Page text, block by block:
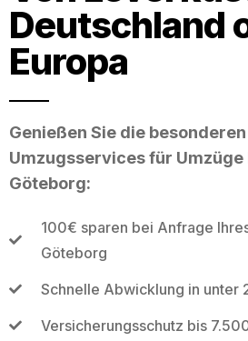
Deutschland
Europa
Genießen Sie die
Umzugsservices für Umzüge
Göteborg:
100€ sparen bei Anfrage
Göteborg
Schnelle Abwicklung in unter
Versicherungsschutz bis